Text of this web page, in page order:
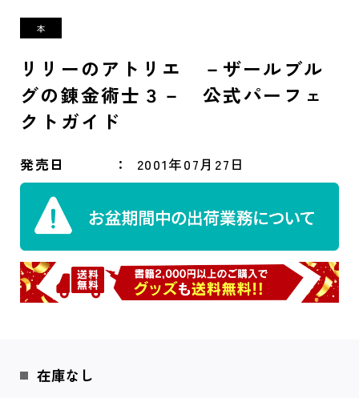
リリーのアトリエ －ザールブル
グの錬金術士３－ 公式パーフェ
クトガイド
発売日 2001年07月27日
在庫なし